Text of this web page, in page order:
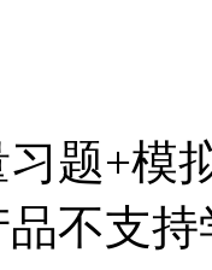
题+模
不支